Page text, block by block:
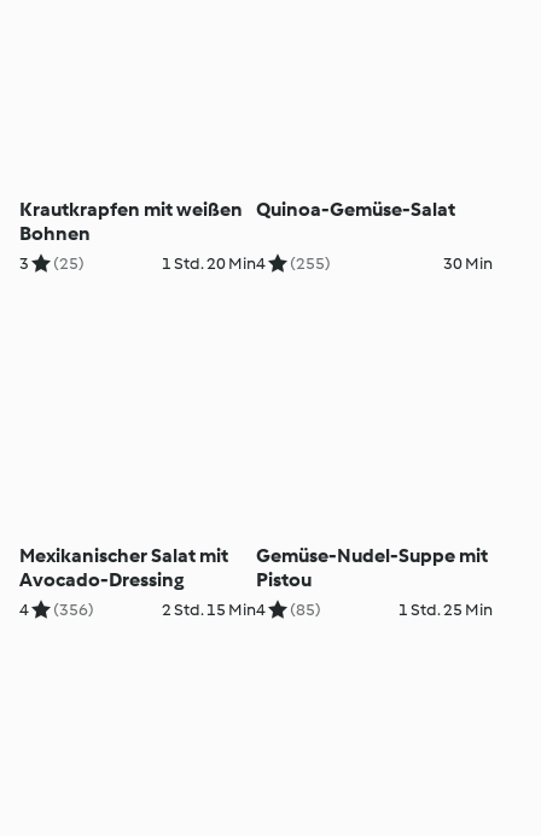
Krautkrapfen mit weißen
Bohnen
3 (25) 1 Std. 20 Min
Quinoa-Gemüse-Salat
4 (255) 30 Min
Mexikanischer Salat mit
Avocado-Dressing
4 (356) 2 Std. 15 Min
Gemüse-Nudel-Suppe mit
Pistou
4 (85) 1 Std. 25 Min